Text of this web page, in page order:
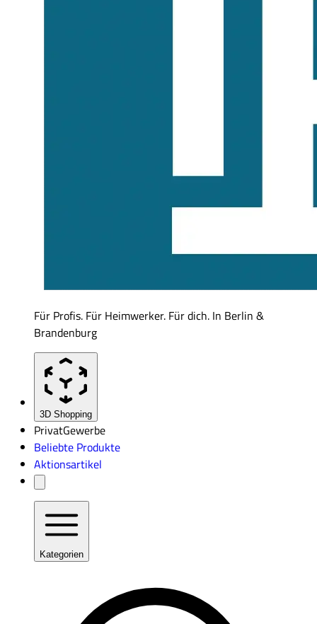
Für Profis. Für Heimwerker. Für dich. In Berlin &
Brandenburg
3D Shopping
PrivatGewerbe
Beliebte Produkte
Aktionsartikel
Kategorien